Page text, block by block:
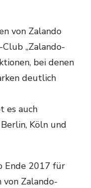
von Zalando
„Zalando-
bei denen
deutlich
es auch
Köln und
Ende 2017 für
Zalando-